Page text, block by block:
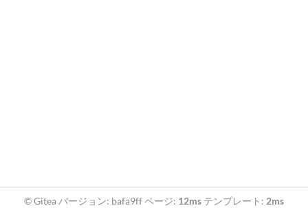
© Gitea バージョン: bafa9ff ページ: 12ms テンプレート: 2ms